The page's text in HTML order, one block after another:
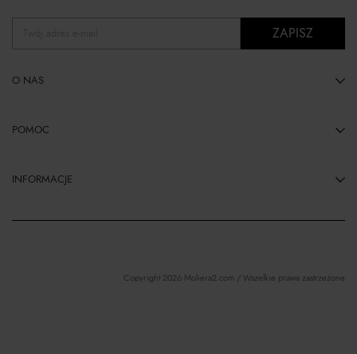
ZAPISZ
O NAS
POMOC
INFORMACJE
Copyright 2026 Moliera2.com / Wszelkie prawa zastrzeżone